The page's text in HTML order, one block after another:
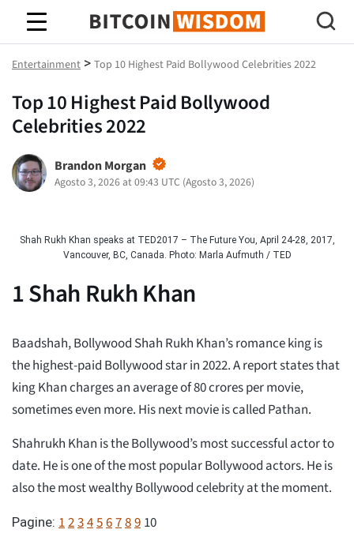
Saggezza Bitcoin
Entertainment > Top 10 Highest Paid Bollywood Celebrities 2022
Top 10 Highest Paid Bollywood
Celebrities 2022
Brandon Morgan
Agosto 3, 2026 at 09:43 UTC (Agosto 3, 2026)
Shah Rukh Khan speaks at TED2017 – The Future You, April 24-28, 2017,
Vancouver, BC, Canada. Photo: Marla Aufmuth / TED
1Shah Rukh Khan
Baadshah, Bollywood Shah Rukh Khan’s romance king is
the highest-paid Bollywood star in 2022. A report states that
king Khan charges an average of 80 crores per movie,
sometimes even more. His next movie is called Pathan.
Shahrukh Khan is the Bollywood’s most successful actor to
date. He is one of the most popular Bollywood actors. He is
also the most wealthy Bollywood celebrity at the moment.
Pagine: 123456789 10